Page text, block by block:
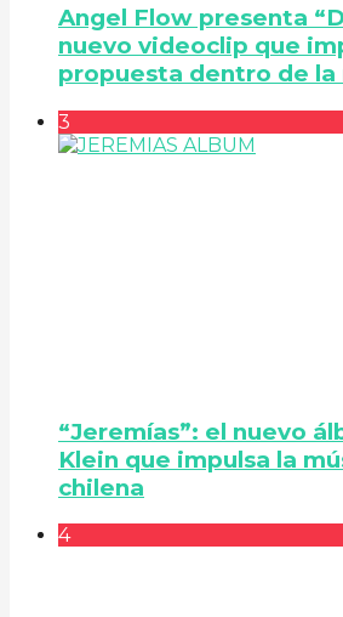
Angel Flow presenta
nuevo videoclip que
propuesta dentro de la
3
“Jeremías”: el nuevo
Klein que impulsa la
chilena
4